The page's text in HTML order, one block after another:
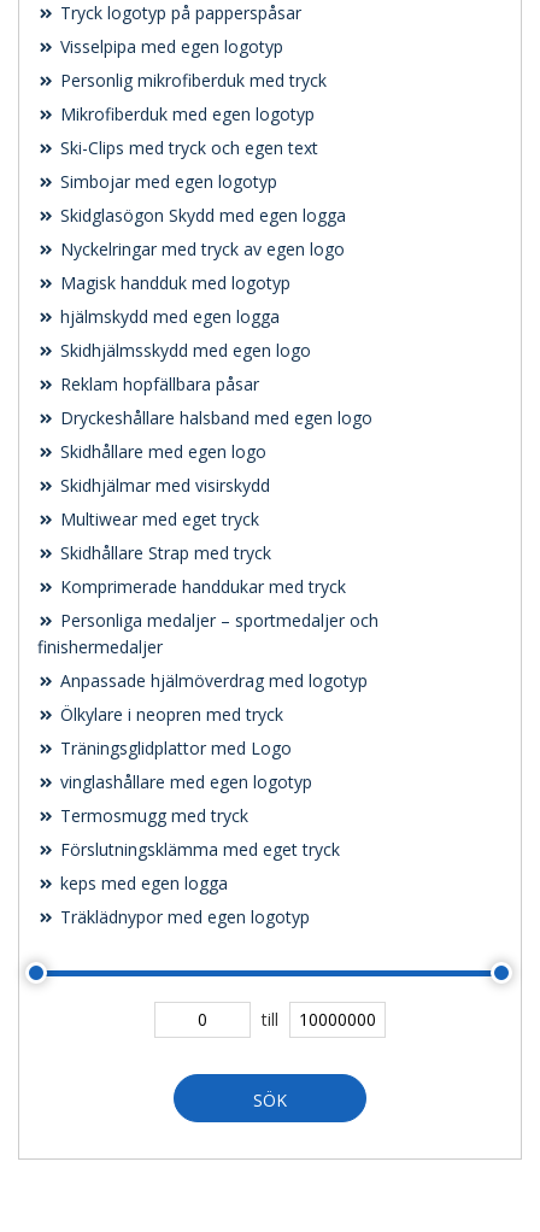
Tryck logotyp på papperspåsar
Visselpipa med egen logotyp
Personlig mikrofiberduk med tryck
Mikrofiberduk med egen logotyp
Ski-Clips med tryck och egen text
Simbojar med egen logotyp
Skidglasögon Skydd med egen logga
Nyckelringar med tryck av egen logo
Magisk handduk med logotyp
hjälmskydd med egen logga
Skidhjälmsskydd med egen logo
Reklam hopfällbara påsar
Dryckeshållare halsband med egen logo
Skidhållare med egen logo
Skidhjälmar med visirskydd
Multiwear med eget tryck
Skidhållare Strap med tryck
Komprimerade handdukar med tryck
Personliga medaljer – sportmedaljer och
finishermedaljer
Anpassade hjälmöverdrag med logotyp
Ölkylare i neopren med tryck
Träningsglidplattor med Logo
vinglashållare med egen logotyp
Termosmugg med tryck
Förslutningsklämma med eget tryck
keps med egen logga
Träklädnypor med egen logotyp
till
SÖK